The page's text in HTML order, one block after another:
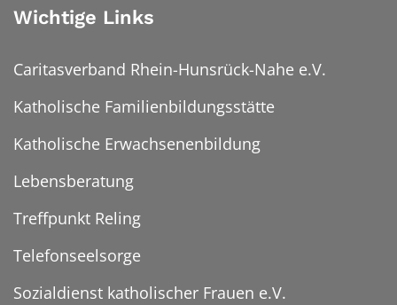
Wichtige Links
Caritasverband Rhein-Hunsrück-Nahe e.V.
Katholische Familienbildungsstätte
Katholische Erwachsenenbildung
Lebensberatung
Treffpunkt Reling
Telefonseelsorge
Sozialdienst katholischer Frauen e.V.